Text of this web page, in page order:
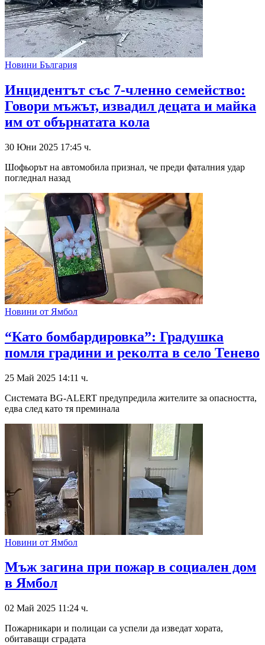
Новини България
Инцидентът със 7-членно семейство:
Говори мъжът, извадил децата и майка
им от обърнатата кола
30 Юни 2025 17:45 ч.
Шофьорът на автомобила признал, че преди фаталния удар
погледнал назад
Новини от Ямбол
“Като бомбардировка”: Градушка
помля градини и реколта в село Тенево
25 Май 2025 14:11 ч.
Системата BG-ALERT предупредила жителите за опасността,
едва след като тя преминала
Новини от Ямбол
Мъж загина при пожар в социален дом
в Ямбол
02 Май 2025 11:24 ч.
Пожарникари и полицаи са успели да изведат хората,
обитаващи сградата